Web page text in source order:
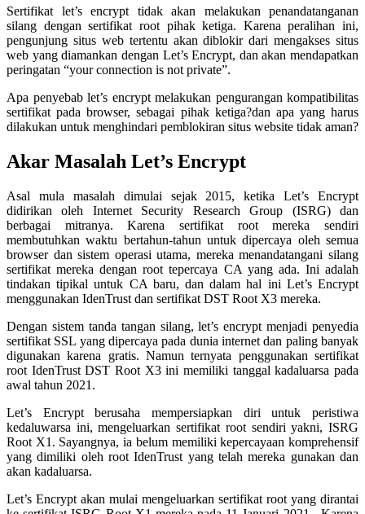
Sertifikat let’s encrypt tidak akan melakukan penandatanganan
silang dengan sertifikat root pihak ketiga. Karena peralihan ini,
pengunjung situs web tertentu akan diblokir dari mengakses situs
web yang diamankan dengan Let’s Encrypt, dan akan mendapatkan
peringatan “your connection is not private”.
Apa penyebab let’s encrypt melakukan pengurangan kompatibilitas
sertifikat pada browser, sebagai pihak ketiga?dan apa yang harus
dilakukan untuk menghindari pemblokiran situs website tidak aman?
Akar Masalah Let’s Encrypt
Asal mula masalah dimulai sejak 2015, ketika Let’s Encrypt
didirikan oleh Internet Security Research Group (ISRG) dan
berbagai mitranya. Karena sertifikat root mereka sendiri
membutuhkan waktu bertahun-tahun untuk dipercaya oleh semua
browser dan sistem operasi utama, mereka menandatangani silang
sertifikat mereka dengan root tepercaya CA yang ada. Ini adalah
tindakan tipikal untuk CA baru, dan dalam hal ini Let’s Encrypt
menggunakan IdenTrust dan sertifikat DST Root X3 mereka.
Dengan sistem tanda tangan silang, let’s encrypt menjadi penyedia
sertifikat SSL yang dipercaya pada dunia internet dan paling banyak
digunakan karena gratis. Namun ternyata penggunakan sertifikat
root IdenTrust DST Root X3 ini memiliki tanggal kadaluarsa pada
awal tahun 2021.
Let’s Encrypt berusaha mempersiapkan diri untuk peristiwa
kedaluwarsa ini, mengeluarkan sertifikat root sendiri yakni, ISRG
Root X1. Sayangnya, ia belum memiliki kepercayaan komprehensif
yang dimiliki oleh root IdenTrust yang telah mereka gunakan dan
akan kadaluarsa.
Let’s Encrypt akan mulai mengeluarkan sertifikat root yang dirantai